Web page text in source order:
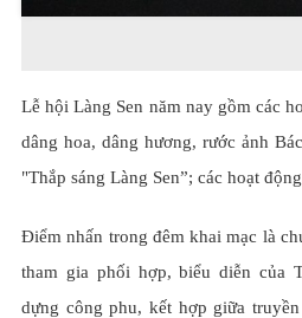
Lễ hội Làng Sen năm nay gồm các
dâng hoa, dâng hương, rước ảnh
"Thắp sáng Làng Sen”; các hoạt
Điểm nhấn trong đêm khai mạc là
tham gia phối hợp, biểu diễn của
dựng công phu, kết hợp giữa